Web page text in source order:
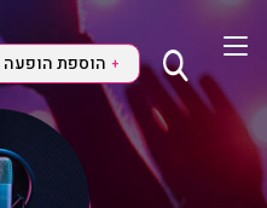
+ הוספת הופעה